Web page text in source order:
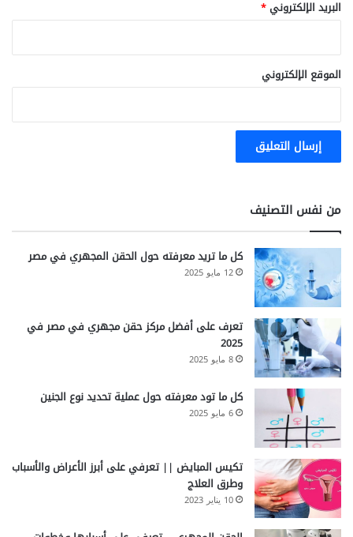
البريد الإلكتروني*
الموقع الإلكتروني
من نفس التصنيف
كل ما تريد معرفته حول الحقن المجهري في مصر
12 مايو 2025
تعرف على أفضل مركز حقن مجهري في مصر في
2025
8 مايو 2025
كل ما تود معرفته حول عملية تحديد نوع الجنين
6 مايو 2025
تكيس المبايض || تعرفي على أبرز الأعراض والأسباب
وطرق العلاج
10 يناير 2023